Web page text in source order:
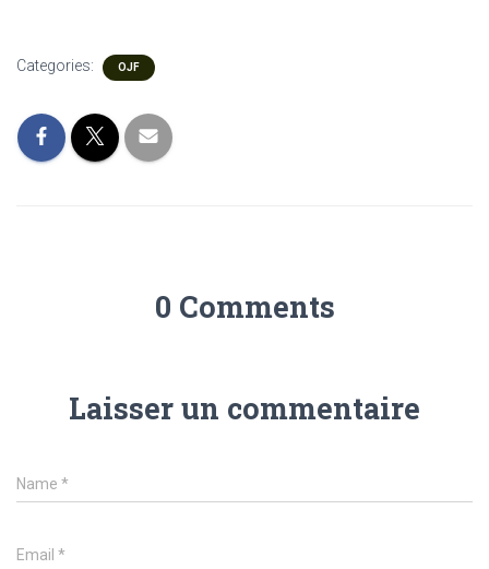
Categories: OJF
0 Comments
Laisser un commentaire
Name *
Email *